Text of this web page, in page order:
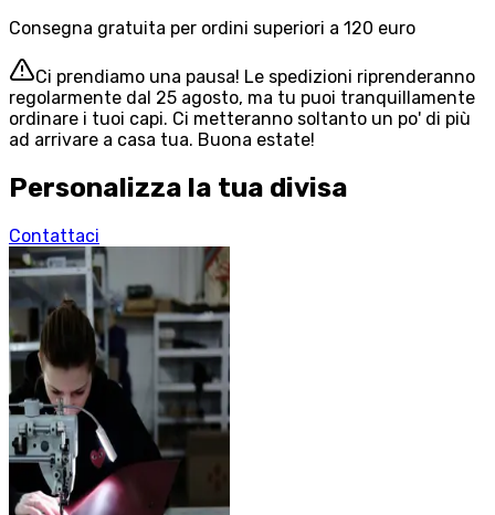
Consegna gratuita per ordini superiori a 120 euro
Ci prendiamo una pausa! Le spedizioni riprenderanno
regolarmente dal 25 agosto, ma tu puoi tranquillamente
ordinare i tuoi capi. Ci metteranno soltanto un po' di più
ad arrivare a casa tua. Buona estate!
Personalizza la tua divisa
Contattaci